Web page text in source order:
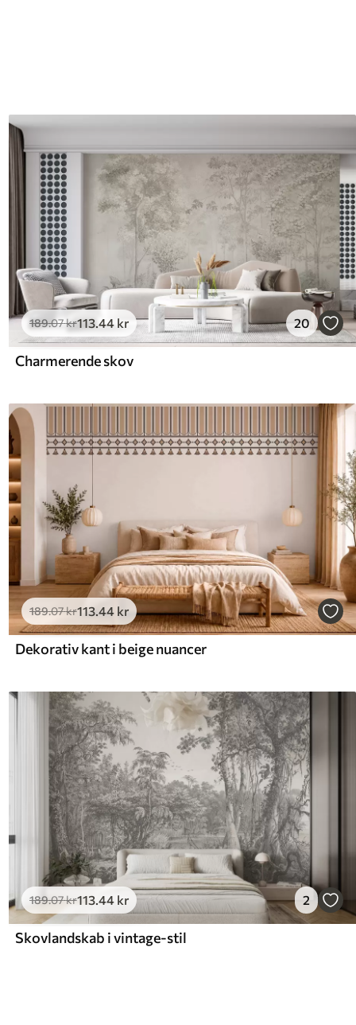
189.07kr113.44 kr 20
Charmerende skov
189.07kr113.44 kr
Dekorativ kant i beige nuancer
189.07kr113.44 kr 2
Skovlandskab i vintage-stil